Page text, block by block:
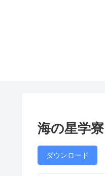
海の星学
ダウンロード